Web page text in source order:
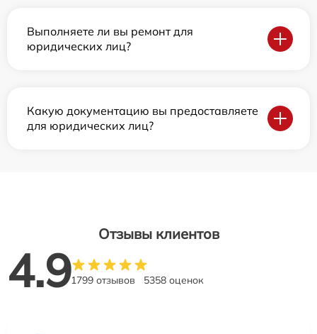
Выполняете ли вы ремонт для
юридических лиц?
Какую документацию вы предоставляете
для юридических лиц?
Отзывы клиентов
4.91799 отзывов 5358 оценок